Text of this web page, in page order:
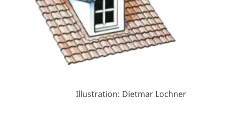
Illustration: Dietmar Lochner